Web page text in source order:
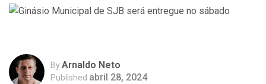
ByArnaldo Neto
Published abril 28, 2024